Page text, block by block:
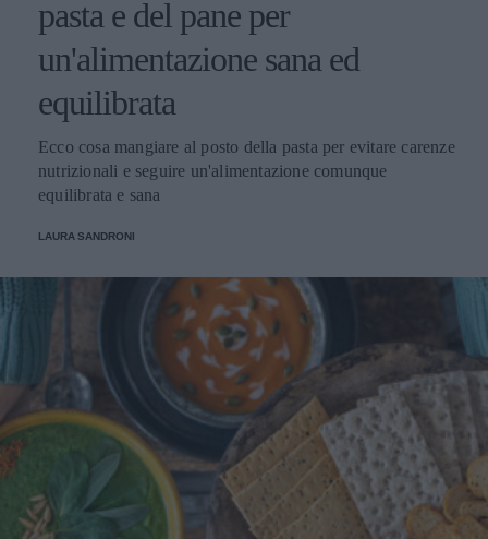
pasta e del pane per
un'alimentazione sana ed
equilibrata
Ecco cosa mangiare al posto della pasta per evitare carenze
nutrizionali e seguire un'alimentazione comunque
equilibrata e sana
LAURA SANDRONI